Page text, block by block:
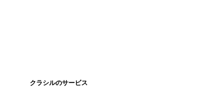
クラシルのサービス